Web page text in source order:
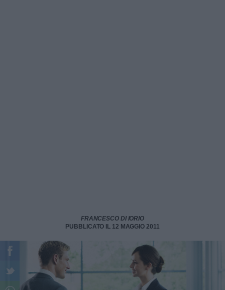
FRANCESCO DI IORIO
PUBBLICATO IL 12 MAGGIO 2011